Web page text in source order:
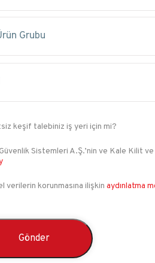
keşif talebiniz iş yeri için mi?
Sistemleri A.Ş.’nin ve Kale Kilit
verilerin korunmasına ilişkin aydınlatma